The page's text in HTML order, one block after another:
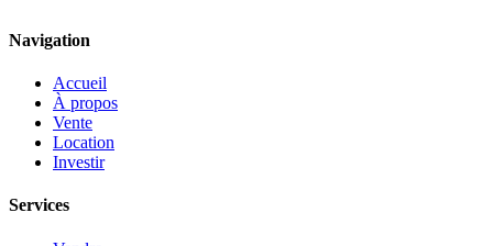
Navigation
Accueil
À propos
Vente
Location
Investir
Services